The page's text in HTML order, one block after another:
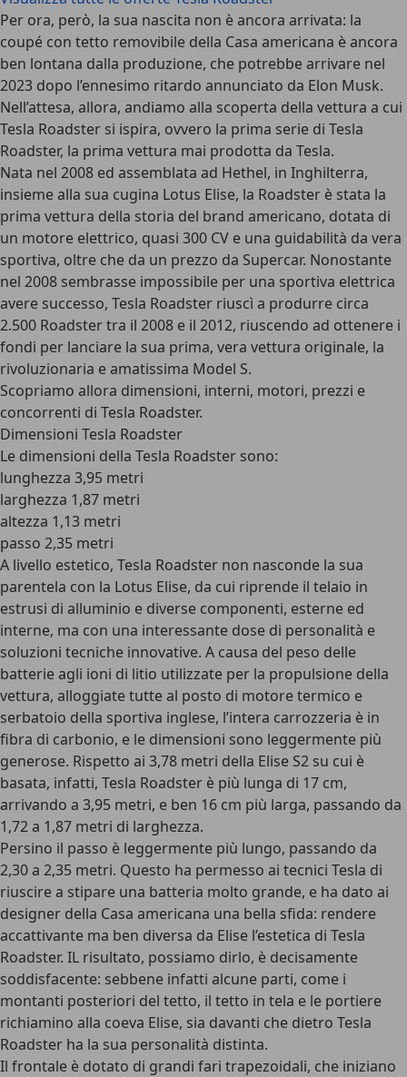
Per ora, però, la sua nascita non è ancora arrivata: la
coupé con tetto removibile della Casa americana è ancora
ben lontana dalla produzione, che potrebbe arrivare nel
2023 dopo l’ennesimo ritardo annunciato da Elon Musk.
Nell’attesa, allora, andiamo alla scoperta della vettura a cui
Tesla Roadster si ispira, ovvero la prima serie di Tesla
Roadster, la prima vettura mai prodotta da Tesla.
Nata nel 2008 ed assemblata ad Hethel, in Inghilterra,
insieme alla sua cugina Lotus Elise, la Roadster è stata la
prima vettura della storia del brand americano, dotata di
un motore elettrico, quasi 300 CV e una guidabilità da vera
sportiva, oltre che da un prezzo da Supercar. Nonostante
nel 2008 sembrasse impossibile per una sportiva elettrica
avere successo, Tesla Roadster riuscì a produrre circa
2.500 Roadster tra il 2008 e il 2012, riuscendo ad ottenere i
fondi per lanciare la sua prima, vera vettura originale, la
rivoluzionaria e amatissima Model S.
Scopriamo allora dimensioni, interni, motori, prezzi e
concorrenti di Tesla Roadster.
Dimensioni Tesla Roadster
Le dimensioni della Tesla Roadster sono:
lunghezza 3,95 metri
larghezza 1,87 metri
altezza 1,13 metri
passo 2,35 metri
A livello estetico, Tesla Roadster non nasconde la sua
parentela con la Lotus Elise, da cui riprende il telaio in
estrusi di alluminio e diverse componenti, esterne ed
interne, ma con una interessante dose di personalità e
soluzioni tecniche innovative. A causa del peso delle
batterie agli ioni di litio utilizzate per la propulsione della
vettura, alloggiate tutte al posto di motore termico e
serbatoio della sportiva inglese, l’intera carrozzeria è in
fibra di carbonio, e le dimensioni sono leggermente più
generose. Rispetto ai 3,78 metri della Elise S2 su cui è
basata, infatti, Tesla Roadster è più lunga di 17 cm,
arrivando a 3,95 metri, e ben 16 cm più larga, passando da
1,72 a 1,87 metri di larghezza.
Persino il passo è leggermente più lungo, passando da
2,30 a 2,35 metri. Questo ha permesso ai tecnici Tesla di
riuscire a stipare una batteria molto grande, e ha dato ai
designer della Casa americana una bella sfida: rendere
accattivante ma ben diversa da Elise l’estetica di Tesla
Roadster. IL risultato, possiamo dirlo, è decisamente
soddisfacente: sebbene infatti alcune parti, come i
montanti posteriori del tetto, il tetto in tela e le portiere
richiamino alla coeva Elise, sia davanti che dietro Tesla
Roadster ha la sua personalità distinta.
Il frontale è dotato di grandi fari trapezoidali, che iniziano